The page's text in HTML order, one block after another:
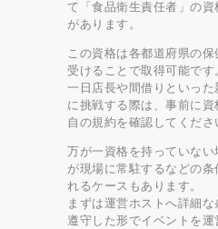
て「食品衛生責任者」の
があります。
この資格は各都道府県の
受けることで取得可能です。
一日店長や間借りといっ
に挑戦する際は、事前に
自の規約を確認してくださ
万が一資格を持っていな
が現場に常駐するなどの
れるケースもあります。
まずは運営ホストへ詳細
遵守した形でイベントを運